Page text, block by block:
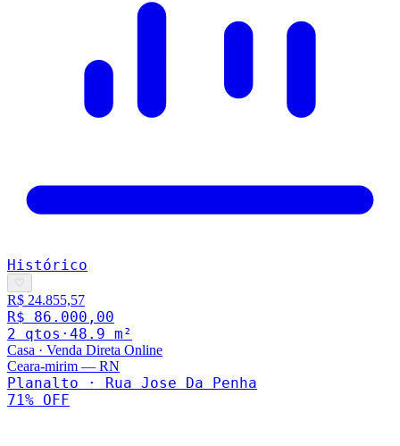
Histórico
♡
R$ 24.855,57
R$ 86.000,00
2 qtos · 48.9 m²
Casa · Venda Direta Online
Ceara-mirim — RN
Planalto · Rua Jose Da Penha
71% OFF